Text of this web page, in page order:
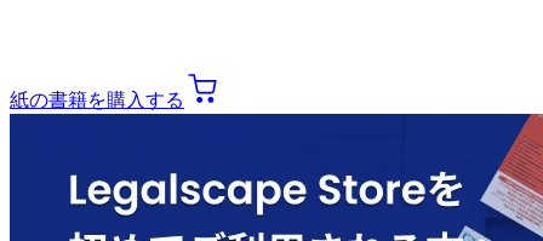
紙の書籍を購入する